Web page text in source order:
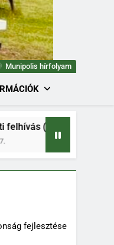
Munipolis hírfolyam
ingatlan
fejlesztése